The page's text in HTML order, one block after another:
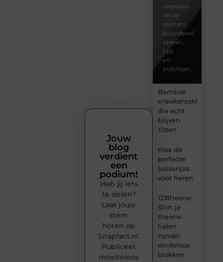
dagelijks
verse
content,
boordevol
ideeën,
tips
en
inzichten.
Bamboe
sneakersokken
die echt
blijven
zitten
Kies de
perfecte
tussenjas
voor heren
123theorie:
Slim je
theorie
halen
zonder
eindeloos
blokken
Jouw
blog
verdient
een
podium!
Heb jij iets
te delen?
Laat jouw
stem
horen op
Snapfact.nl.
Publiceer
moeiteloos